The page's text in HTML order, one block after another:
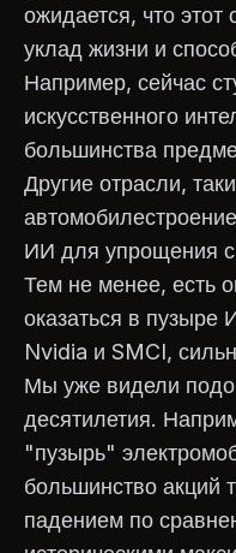
ожидается, что
уклад жизни и
Например, сейчас
искусственного
большинства
Другие отрасли,
ИИ для упрощения
Тем не менее, есть
оказаться в пузыре
Nvidia и SMCI,
Мы уже видели
десятилетия.
"пузырь"
большинство акций
падением по